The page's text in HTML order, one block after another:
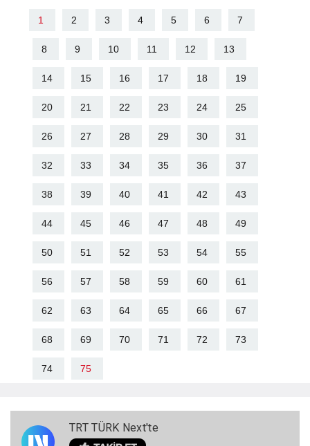
1 2 3 4 5 6 7
8 9 10 11 12 13
14 15 16 17 18 19
20 21 22 23 24 25
26 27 28 29 30 31
32 33 34 35 36 37
38 39 40 41 42 43
44 45 46 47 48 49
50 51 52 53 54 55
56 57 58 59 60 61
62 63 64 65 66 67
68 69 70 71 72 73
74 75
TRT TÜRK Next'te